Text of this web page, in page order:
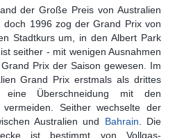
der Große Preis von Australien
doch 1996 zog der Grand Prix von
Stadtkurs um, in den Albert Park
seither - mit wenigen Ausnahmen
Prix der Saison gewesen. Im
Grand Prix erstmals als drittes
Überschneidung mit den
vermeiden. Seither wechselte der
Australien und Bahrain . Die
ist bestimmt von Vollgas-